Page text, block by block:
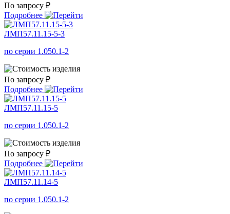
По запросу ₽
Подробнее
ЛМП57.11.15-5-3
по серии 1.050.1-2
По запросу ₽
Подробнее
ЛМП57.11.15-5
по серии 1.050.1-2
По запросу ₽
Подробнее
ЛМП57.11.14-5
по серии 1.050.1-2